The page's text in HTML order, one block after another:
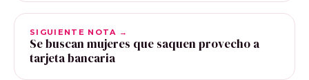
SIGUIENTE NOTA →
Se buscan mujeres que saquen provecho a
tarjeta bancaria